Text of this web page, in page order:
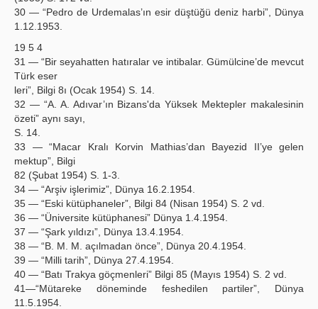
30 — “Pedro de Urdemalas’ın esir düştüğü deniz harbi”, Dünya
1.12.1953.
19 5 4
31 — “Bir seyahatten hatıralar ve intibalar. Gümülcine’de mevcut
Türk eser
leri”, Bilgi 8ı (Ocak 1954) S. 14.
32 — “A. A. Adıvar’ın Bizans'da Yüksek Mektepler makalesinin
özeti” aynı sayı,
S. 14.
33 — “Macar Kralı Korvin Mathias’dan Bayezid II’ye gelen
mektup”, Bilgi
82 (Şubat 1954) S. 1-3.
34 — “Arşiv işlerimiz”, Dünya 16.2.1954.
35 — “Eski kütüphaneler”, Bilgi 84 (Nisan 1954) S. 2 vd.
36 — “Üniversite kütüphanesi” Dünya 1.4.1954.
37 — “Şark yıldızı”, Dünya 13.4.1954.
38 — “B. M. M. açılmadan önce”, Dünya 20.4.1954.
39 — “Milli tarih”, Dünya 27.4.1954.
40 — “Batı Trakya göçmenleri” Bilgi 85 (Mayıs 1954) S. 2 vd.
41—“Mütareke döneminde feshedilen partiler”, Dünya
11.5.1954.